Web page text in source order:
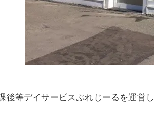
後等デイサービスぷれじーるを運営